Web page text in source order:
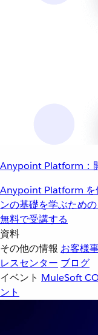
Anypoint Platform：
Anypoint Platform を
ンの基礎を学ぶため
無料で受講する
資料
その他の情報 お客様
レスセンター ブログ
イベント MuleSoft
ント